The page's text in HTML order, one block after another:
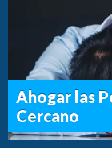
Ahogar las
Cercano